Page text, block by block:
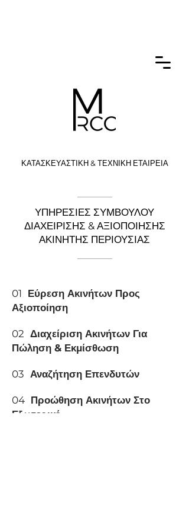
ΚΑΤΑΣΚΕΥΑΣΤΙΚΗ & ΤΕΧΝΙΚΗ ΕΤΑΙΡΕΙΑ
ΥΠΗΡΕΣΙΕΣ ΣΥΜΒΟΥΛΟΥ
ΔΙΑΧΕΙΡΙΣΗΣ & ΑΞΙΟΠΟΙΗΣΗΣ
ΑΚΙΝΗΤΗΣ ΠΕΡΙΟΥΣΙΑΣ
01 Εύρεση Ακινήτων Προς
Αξιοποίηση
02 Διαχείριση Ακινήτων Για
Πώληση & Εκμίσθωση
03 Αναζήτηση Επενδυτών
04 Προώθηση Ακινήτων Στο
Εξωτερικό